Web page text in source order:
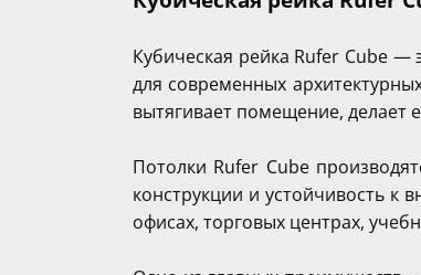
Кубическая рейка Rufer Cube —
для современных
вытягивает помещение, делает
Потолки Rufer Cube
конструкции и устойчивость
офисах, торговых центрах,